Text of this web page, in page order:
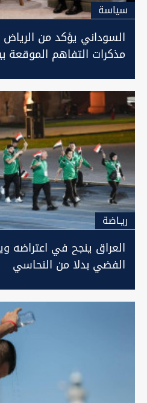
سیاسة
السوداني يؤكد من
مذكرات التفاهم الموقعة
ريـاضة
العراق ينجح في اعتراضه
الفضي بدلا من النحاسي